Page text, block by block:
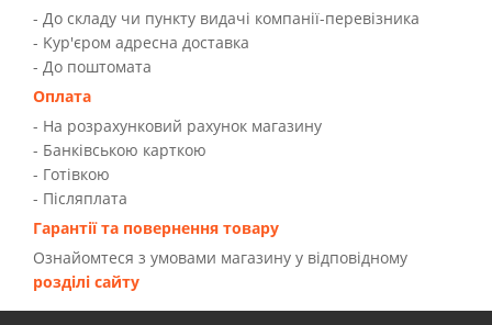
- До складу чи пункту видачі компанії-перевізника
- Kур'єром адресна доставка
- До поштомата
Оплата
- На розрахунковий рахунок магазину
- Банківською карткою
- Готівкою
- Післяплата
Гарантії та повернення товару
Ознайомтеся з умовами магазину у відповідному
розділі сайту